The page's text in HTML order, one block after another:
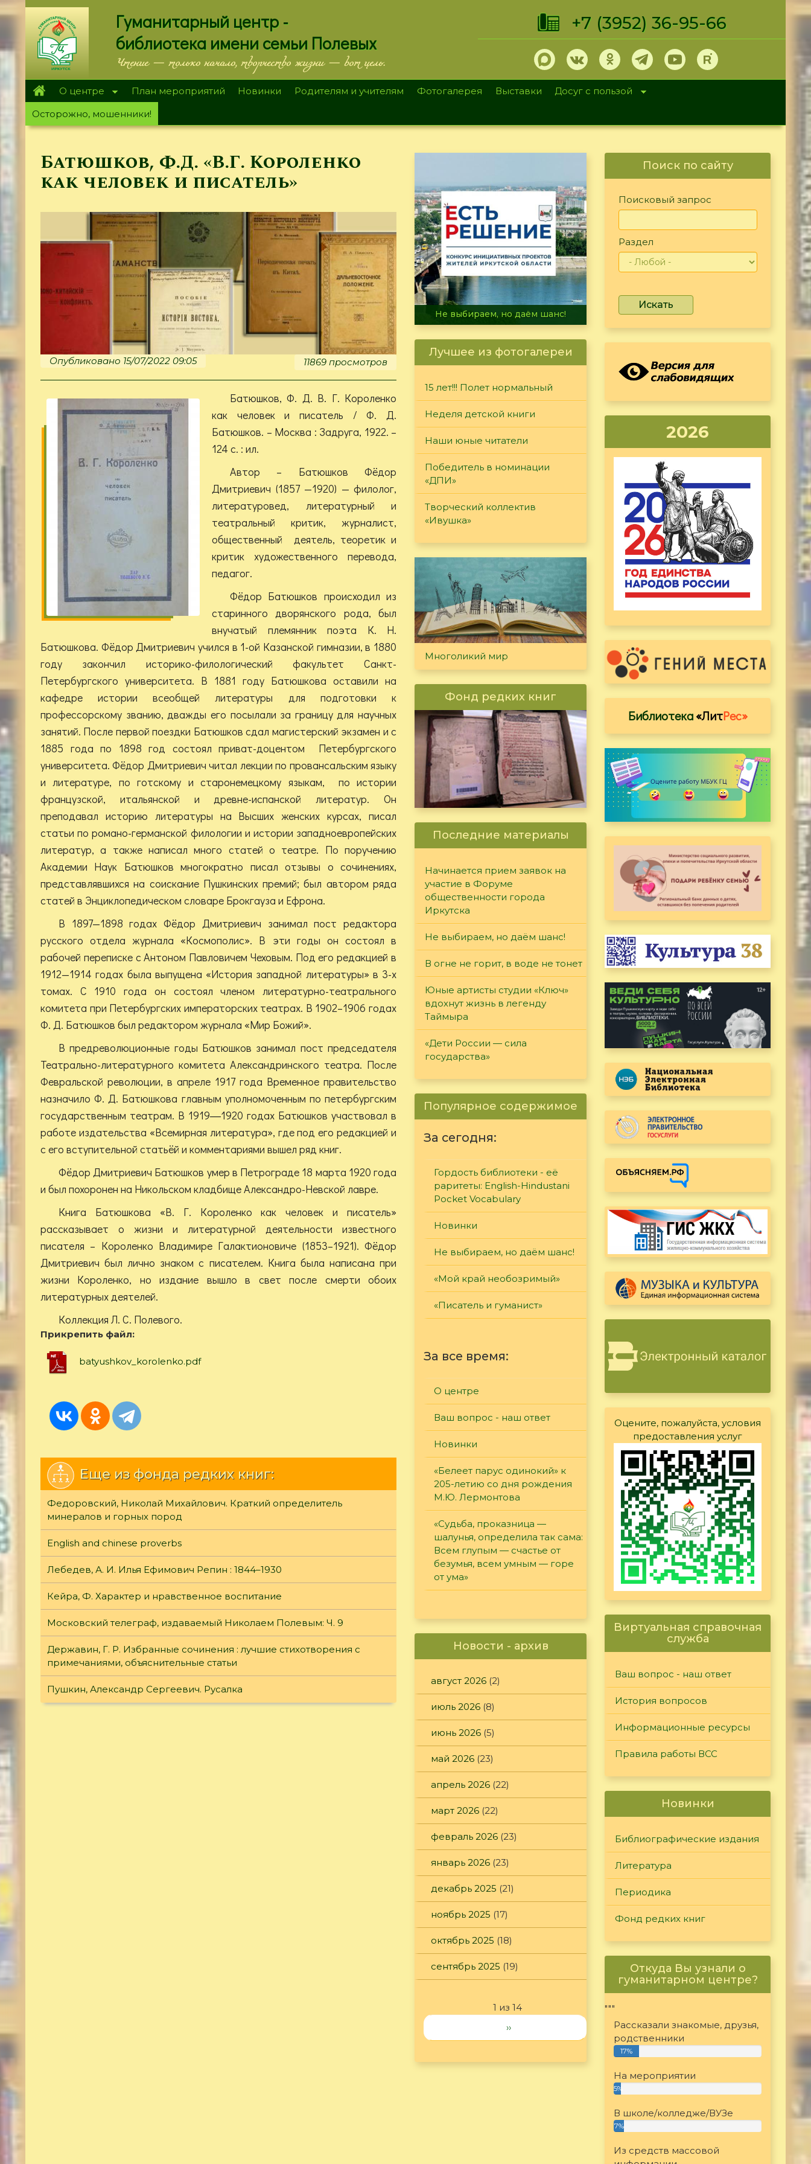
Перейти
к
основному
содержанию
Гуманитарный центр -
библиотека имени семьи Полевых
Чтение — только начало, творчество жизни — вот цель.
+7 (3952) 36-95-66
О центре План мероприятий Новинки Родителям и учителям Фотогалерея Выставки
Досуг с пользой
Осторожно, мошенники!
Батюшков, Ф.Д. «В.Г. Короленко
как человек и писатель»
Опубликовано 15/07/2022 09:05 11869 просмотров
Батюшков, Ф. Д. В. Г. Короленко
как человек и писатель / Ф. Д.
Батюшков. – Москва : Задруга, 1922. –
124 с. : ил.
Автор – Батюшков Фёдор
Дмитриевич (1857 —1920) — филолог,
литературовед, литературный и
театральный критик, журналист,
общественный деятель, теоретик и
критик художественного перевода,
педагог.
Фёдор Батюшков происходил из
старинного дворянского рода, был
внучатый племянник поэта К. Н.
Батюшкова. Фёдор Дмитриевич учился в 1-ой Казанской гимназии, в 1880
году закончил историко-филологический факультет Санкт-
Петербургского университета. В 1881 году Батюшкова оставили на
кафедре истории всеобщей литературы для подготовки к
профессорскому званию, дважды его посылали за границу для научных
занятий. После первой поездки Батюшков сдал магистерский экзамен и с
1885 года по 1898 год состоял приват-доцентом Петербургского
университета. Фёдор Дмитриевич читал лекции по провансальским языку
и литературе, по готскому и старонемецкому языкам, по истории
французской, итальянской и древне-испанской литератур. Он
преподавал историю литературы на Высших женских курсах, писал
статьи по романо-германской филологии и истории западноевропейских
литератур, а также написал много статей о театре. По поручению
Академии Наук Батюшков многократно писал отзывы о сочинениях,
представлявшихся на соискание Пушкинских премий; был автором ряда
статей в Энциклопедическом словаре Брокгауза и Ефрона.
В 1897—1898 годах Фёдор Дмитриевич занимал пост редактора
русского отдела журнала «Космополис». В эти годы он состоял в
рабочей переписке с Антоном Павловичем Чеховым. Под его редакцией в
1912—1914 годах была выпущена «История западной литературы» в 3-х
томах. С 1910 года он состоял членом литературно-театрального
комитета при Петербургских императорских театрах. В 1902–1906 годах
Ф. Д. Батюшков был редактором журнала «Мир Божий».
В предреволюционные годы Батюшков занимал пост председателя
Театрально-литературного комитета Александринского театра. После
Февральской революции, в апреле 1917 года Временное правительство
назначило Ф. Д. Батюшкова главным уполномоченным по петербургским
государственным театрам. В 1919―1920 годах Батюшков участвовал в
работе издательства «Всемирная литература», где под его редакцией и
с его вступительной статьёй и комментариями вышел ряд книг.
Фёдор Дмитриевич Батюшков умер в Петрограде 18 марта 1920 года
и был похоронен на Никольском кладбище Александро-Невской лавре.
Книга Батюшкова «В. Г. Короленко как человек и писатель»
рассказывает о жизни и литературной деятельности известного
писателя – Короленко Владимире Галактионовиче (1853–1921). Фёдор
Дмитриевич был лично знаком с писателем. Книга была написана при
жизни Короленко, но издание вышло в свет после смерти обоих
литературных деятелей.
Коллекция Л. С. Полевого.
Прикрепить файл:
batyushkov_korolenko.pdf
Еще из фонда редких книг:
Федоровский, Николай Михайлович. Краткий определитель
минералов и горных пород
English and chinese proverbs
Лебедев, А. И. Илья Ефимович Репин : 1844–1930
Кейра, Ф. Характер и нравственное воспитание
Московский телеграф, издаваемый Николаем Полевым: Ч. 9
Державин, Г. Р. Избранные сочинения : лучшие стихотворения с
примечаниями, объяснительные статьи
Пушкин, Александр Сергеевич. Русалка
В огне не горит, в воде не тонет
Лучшее из фотогалереи
15 лет!!! Полет нормальный
Неделя детской книги
Наши юные читатели
Победитель в номинации
«ДПИ»
Творческий коллектив
«Ивушка»
Многоликий мир
Фонд редких книг
Последние материалы
Начинается прием заявок на
участие в Форуме
общественности города
Иркутска
Не выбираем, но даём шанс!
В огне не горит, в воде не тонет
Юные артисты студии «Ключ»
вдохнут жизнь в легенду
Таймыра
«Дети России — сила
государства»
Популярное содержимое
За сегодня:
Гордость библиотеки - её
раритеты: English-Hindustani
Pocket Vocabulary
Новинки
Не выбираем, но даём шанс!
«Мой край необозримый»
«Писатель и гуманист»
За все время:
О центре
Ваш вопрос - наш ответ
Новинки
«Белеет парус одинокий» к
205-летию со дня рождения
М.Ю. Лермонтова
«Судьба, проказница —
шалунья, определила так сама:
Всем глупым — счастье от
безумья, всем умным — горе
от ума»
Новости - архив
август 2026 (2)
июль 2026 (8)
июнь 2026 (5)
май 2026 (23)
апрель 2026 (22)
март 2026 (22)
февраль 2026 (23)
январь 2026 (23)
декабрь 2025 (21)
ноябрь 2025 (17)
октябрь 2025 (18)
сентябрь 2025 (19)
1 из 14
››
Поиск по сайту
Поисковый запрос
Раздел
Искать
2026
Библиотека«ЛитРес»
Оцените, пожалуйста, условия
предоставления услуг
Виртуальная справочная
служба
Ваш вопрос - наш ответ
История вопросов
Информационные ресурсы
Правила работы ВСС
Новинки
Библиографические издания
Литература
Периодика
Фонд редких книг
Откуда Вы узнали о
гуманитарном центре?
"""
Рассказали знакомые, друзья,
родственники
17%
На мероприятии
5%
В школе/колледже/ВУЗе
7%
Из средств массовой